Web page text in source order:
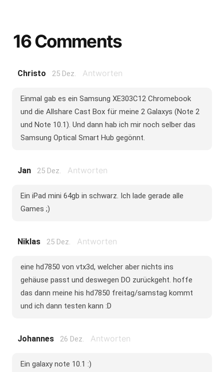
16 Comments
Christo 25 Dez. Antworten
Einmal gab es ein Samsung XE303C12 Chromebook
und die Allshare Cast Box für meine 2 Galaxys (Note 2
und Note 10.1). Und dann hab ich mir noch selber das
Samsung Optical Smart Hub gegönnt.
Jan 25 Dez. Antworten
Ein iPad mini 64gb in schwarz. Ich lade gerade alle
Games ;)
Niklas 25 Dez. Antworten
eine hd7850 von vtx3d, welcher aber nichts ins
gehäuse passt und deswegen DO zurückgeht. hoffe
das dann meine his hd7850 freitag/samstag kommt
und ich dann testen kann :D
Johannes 26 Dez. Antworten
Ein galaxy note 10.1 :)